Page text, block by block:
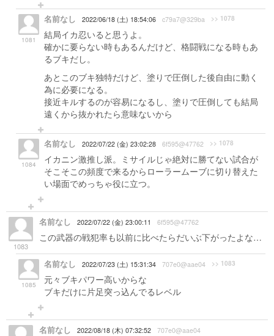
1081
名前なし 2022/06/18 (土) 18:54:06 c79a7@329ba >> 1078
結局イカ忍いると思うよ。
確かに要らない時もあるんだけど、格闘戦になる時もあ
るブキだし。
あとこのブキ独特だけど、塗りで圧倒した後自由に動く
為に必要になる。
接近キルするのが容易になるし、塗りで圧倒しても結局
遠くから抜かれたら意味ないから
1084
名前なし 2022/07/22 (金) 23:02:28 6f595@47762 >> 1078
イカニン激推し派。ミサイルじゃ絶対に勝てない試合が
そこそこの頻度で来るからローラームーブに切り替えた
い場面でめっちゃ役に立つ。
1083
名前なし 2022/07/22 (金) 23:00:11 6f595@47762
この武器の戦犯率も以前に比べたらだいぶ下がったよな…
1085
名前なし 2022/07/23 (土) 15:31:34 707e0@aae04 >> 1083
元々ブキパワー高いからな
ブキだけに片足突っ込んでるレベル
名前なし 2022/08/18 (木) 07:32:52 707e0@aae04